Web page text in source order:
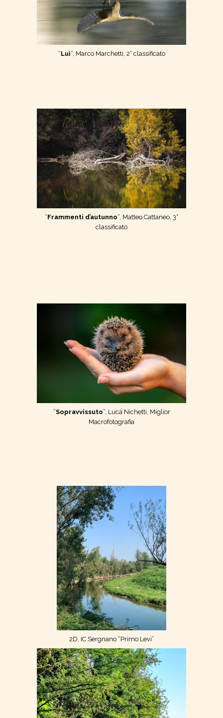
“Luì“, Marco Marchetti, 2° classificato
“Frammenti d’autunno“, Matteo Cattaneo, 3°
classificato
“Sopravvissuto“, Luca Nichetti, Miglior
Macrofotografia
2D, IC Sergnano “Primo Levi”